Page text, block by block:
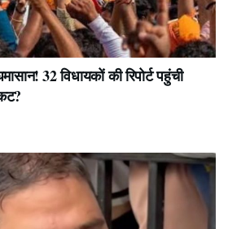
32 विधायकों की रिपोर्ट पहुंची